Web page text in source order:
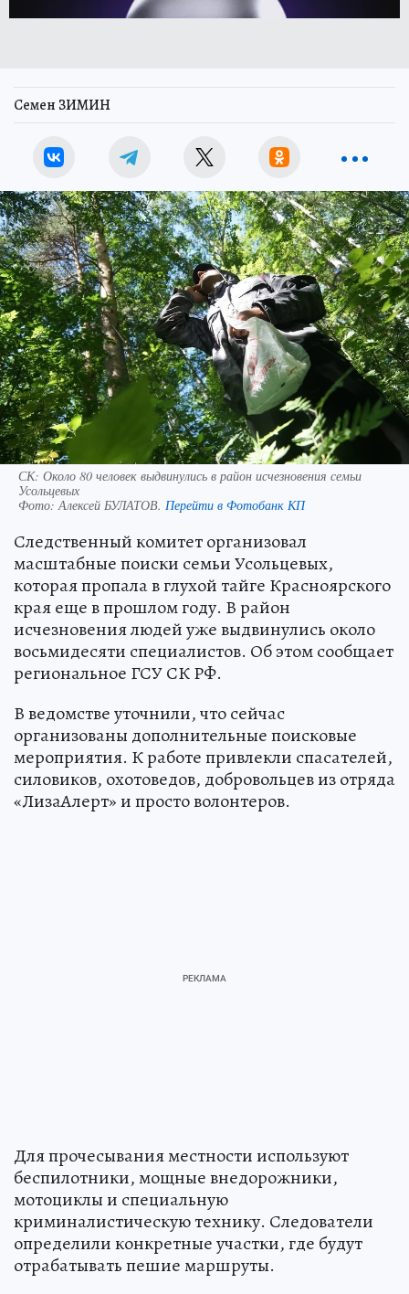
Семен ЗИМИН
СК: Около 80 человек выдвинулись в район исчезновения семьи
Усольцевых
Фото:Алексей БУЛАТОВ. Перейти в Фотобанк КП
Следственный комитет организовал
масштабные поиски семьи Усольцевых,
которая пропала в глухой тайге Красноярского
края еще в прошлом году. В район
исчезновения людей уже выдвинулись около
восьмидесяти специалистов. Об этом сообщает
региональное ГСУ СК РФ.
В ведомстве уточнили, что сейчас
организованы дополнительные поисковые
мероприятия. К работе привлекли спасателей,
силовиков, охотоведов, добровольцев из отряда
«ЛизаАлерт» и просто волонтеров.
Для прочесывания местности используют
беспилотники, мощные внедорожники,
мотоциклы и специальную
криминалистическую технику. Следователи
определили конкретные участки, где будут
отрабатывать пешие маршруты.